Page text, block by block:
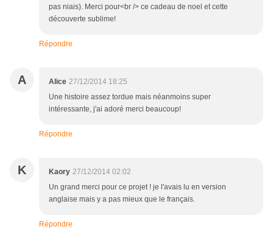
pas niais). Merci pour<br /> ce cadeau de noel et cette
découverte sublime!
Répondre
A Alice 27/12/2014 18:25
Une histoire assez tordue mais néanmoins super
intéressante, j'ai adoré merci beaucoup!
Répondre
K Kaory 27/12/2014 02:02
Un grand merci pour ce projet ! je l'avais lu en version
anglaise mais y a pas mieux que le français.
Répondre